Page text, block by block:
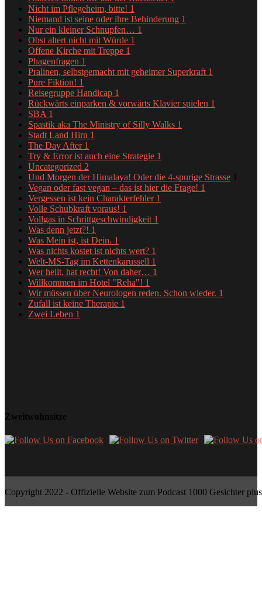
Nicht im Pflegeheim, bitte! 1
Niemand ist seine oder ihre Behinderung 1
Nur ein kleiner Schnupfen… 1
Obst altert nicht mit Würde 1
Offene Kirche mit Treppe 1
Phagenfragen 1
Pralinen, selbstgemacht mit geheimer Superkraft 1
Pure Fiktion! 1
Reisegruppe Handicap 1
Rückwärts einparken & vorwärts Klavier spielen 1
SBA 1
Spastik aka The Ministry of Silly Walks 1
Stadt Land Hirn 1
The Day After 1
Try & Error ist auch eine Strategie 1
Uncategorized 2
Und Morgen der Himalaya! Oder die 4-spurige Strasse 1
Vegan oder fast vegan – das ist hier die Frage! 1
Vergessen ist kein Charakterfehler 1
Volle Schubkraft voraus! 1
Vollgas in Schrittgeschwindigkeit 1
Was denn jetzt?! 1
Was Mein ist, ist Dein. 1
Was nichts kostet ist nichts wert? 1
Welt-MS-Tag im Kettenkarussell 1
Wer heilt, hat recht! Von daher… 1
Willkommen im Hotel "Reha"! 1
Wir müssen über Neurologen reden. Schon wieder. 1
Zufall ist keine Therapie 1
Zwei Leben 1
Zweitwohnsitze
Copyright 2022 - Offizielle Website zum Podcast 1000 Gesichter